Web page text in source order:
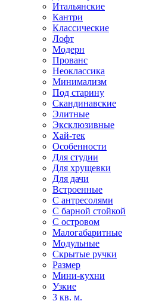
Итальянские
Кантри
Классические
Лофт
Модерн
Прованс
Неоклассика
Минимализм
Под старину
Скандинавские
Элитные
Эксклюзивные
Хай-тек
Особенности
Для студии
Для хрущевки
Для дачи
Встроенные
С антресолями
С барной стойкой
С островом
Малогабаритные
Модульные
Скрытые ручки
Размер
Мини-кухни
Узкие
3 кв. м.